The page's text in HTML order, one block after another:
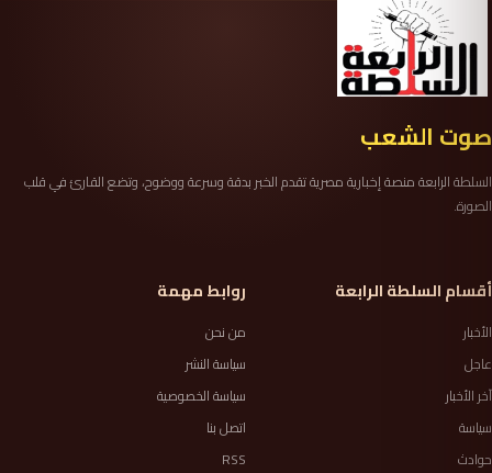
صوت الشعب
السلطة الرابعة منصة إخبارية مصرية تقدم الخبر بدقة وسرعة ووضوح، وتضع القارئ في قلب
الصورة.
أقسام السلطة الرابعة
الأخبار
عاجل
آخر الأخبار
سياسة
حوادث
روابط مهمة
من نحن
سياسة النشر
سياسة الخصوصية
اتصل بنا
RSS